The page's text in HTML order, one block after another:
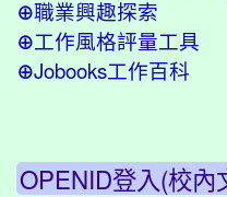
⊕職業興趣探索
⊕工作風格評量工具
⊕Jobooks工作百科
OPENID登入(校內